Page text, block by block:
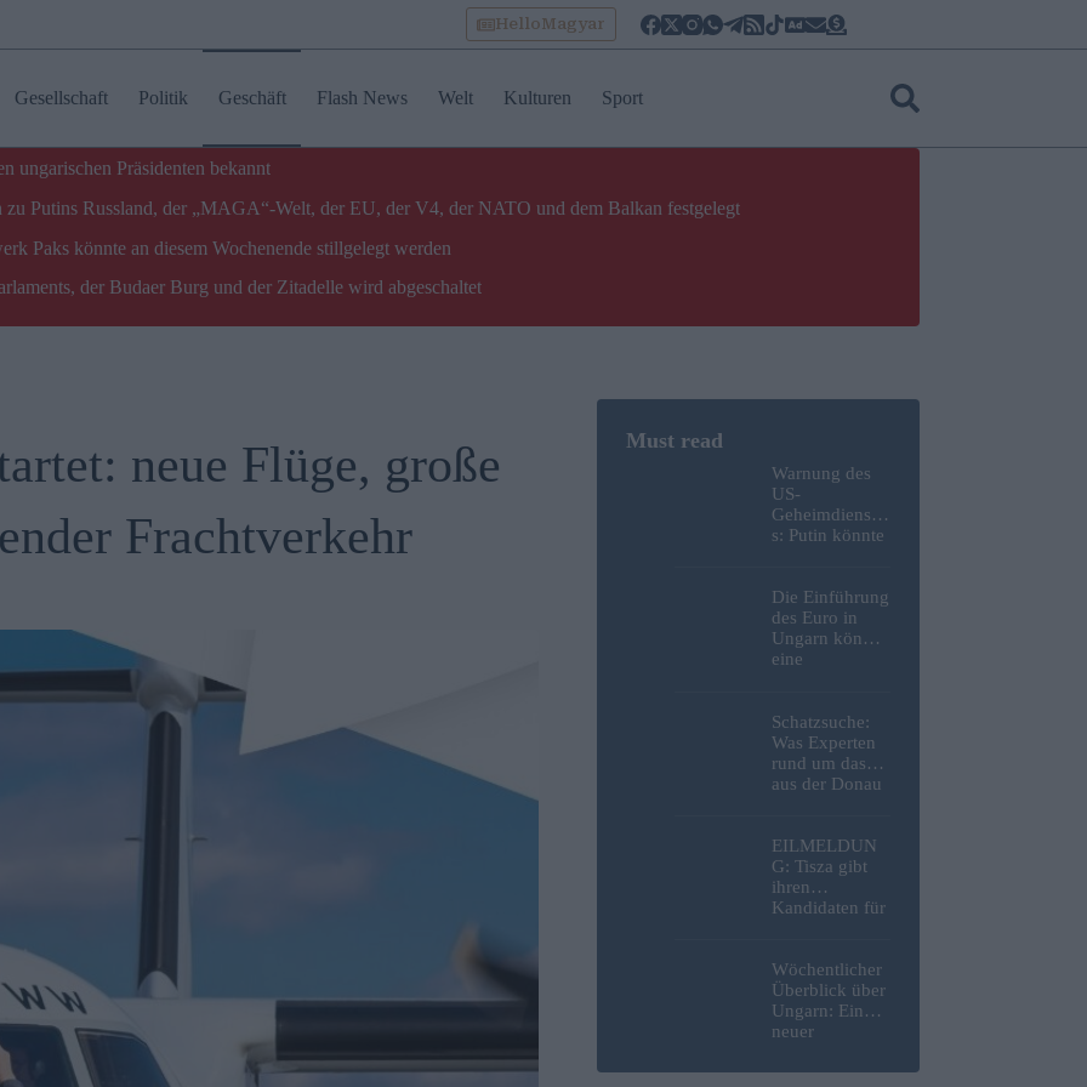
HelloMagyar
Gesellschaft Politik Geschäft Flash News Welt Kulturen Sport
ungarischen Präsidenten bekannt
Putins Russland, der „MAGA“-Welt, der EU, der V4, der NATO und dem Balkan festgelegt
Paks könnte an diesem Wochenende stillgelegt werden
der Budaer Burg und der Zitadelle wird abgeschaltet
neue Flüge, große
Frachtverkehr
Warnung des
US-
Geheimdienste
s: Putin könnte
weniger Jahre
mit einem
Angriff auf die
Probe stellen
Die Einführung
des Euro in
Ungarn könnte
eine
keit im
Anleihebereich
schaffen, so
ein Analyst
Schatzsuche:
Was Experten
rund um das
aus der Donau
deutsche
Motorrad
gefunden
haben – Fotos
EILMELDUN
G: Tisza gibt
ihren
Kandidaten für
ungarischen
Präsidenten
bekannt
Wöchentlicher
Überblick über
Ungarn: Ein
neuer
Energiekrise